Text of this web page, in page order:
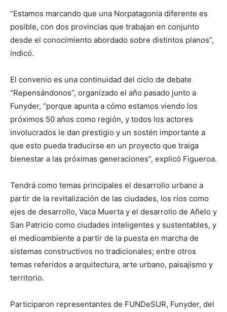
“Estamos marcando que una Norpatagonia diferente es
posible, con dos provincias que trabajan en conjunto
desde el conocimiento abordado sobre distintos planos”,
indicó.
El convenio es una continuidad del ciclo de debate
“Repensándonos”, organizado el año pasado junto a
Funyder, “porque apunta a cómo estamos viendo los
próximos 50 años como región, y todos los actores
involucrados le dan prestigio y un sostén importante a
que esto pueda traducirse en un proyecto que traiga
bienestar a las próximas generaciones”, explicó Figueroa.
Tendrá como temas principales el desarrollo urbano a
partir de la revitalización de las ciudades, los ríos como
ejes de desarrollo, Vaca Muerta y el desarrollo de Añelo y
San Patricio como ciudades inteligentes y sustentables, y
el medioambiente a partir de la puesta en marcha de
sistemas constructivos no tradicionales; entre otros
temas referidos a arquitectura, arte urbano, paisajismo y
territorio.
Participaron representantes de FUNDeSUR, Funyder, del